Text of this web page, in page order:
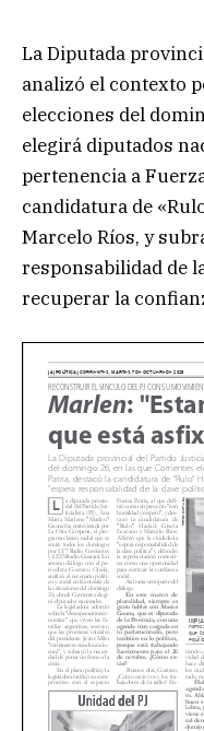
La Diputada
analizó el contexto
elecciones del
elegirá diputados
pertenencia a
candidatura de
Marcelo Ríos, y
responsabilidad de
recuperar la